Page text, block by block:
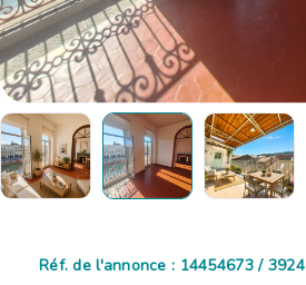
Réf. de l'annonce : 14454673 / 3924